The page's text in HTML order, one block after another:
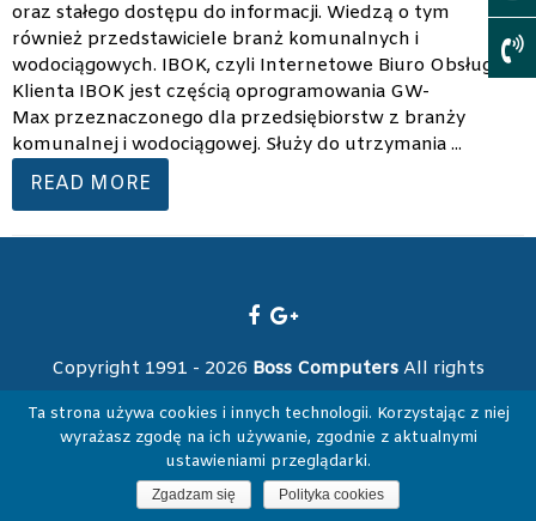
oraz stałego dostępu do informacji. Wiedzą o tym
również przedstawiciele branż komunalnych i
wodociągowych. IBOK, czyli Internetowe Biuro Obsługi
Klienta IBOK jest częścią oprogramowania GW-
Max przeznaczonego dla przedsiębiorstw z branży
komunalnej i wodociągowej. Służy do utrzymania ...
READ MORE
Copyright 1991 - 2026 Boss Computers All rights
reserved.
Ta strona używa cookies i innych technologii. Korzystając z niej
wyrażasz zgodę na ich używanie, zgodnie z aktualnymi
ustawieniami przeglądarki.
Zgadzam się Polityka cookies